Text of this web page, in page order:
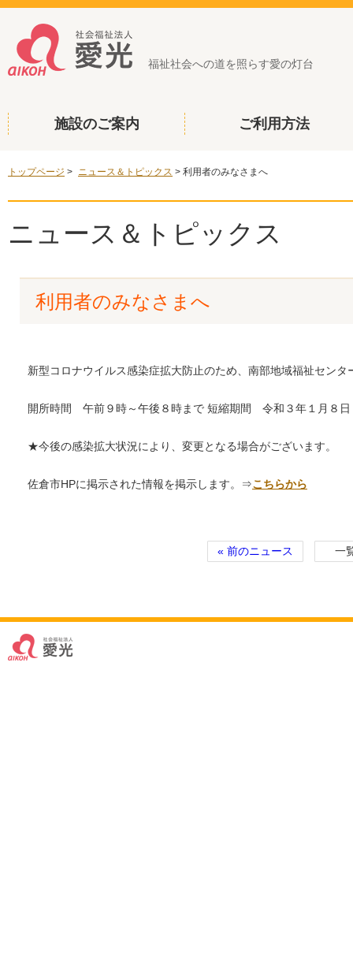
福祉社会への道を照らす愛の灯台
施設のご案内 ご利用方法
トップページ > ニュース＆トピックス > 利用者のみなさまへ
ニュース＆トピックス
利用者のみなさまへ
新型コロナウイルス感染症拡大防止のため、南部地域福祉セン
開所時間 午前９時～午後８時まで 短縮期間 令和３年１月８日
★今後の感染拡大状況により、変更となる場合がございます。
佐倉市HPに掲示された情報を掲示します。⇒こちらから
« 前のニュース 一